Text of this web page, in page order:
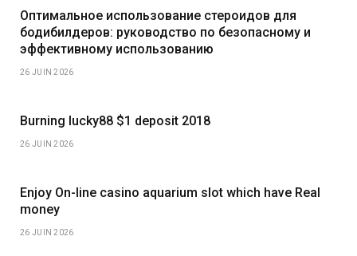
Оптимальное использование стероидов для
бодибилдеров: руководство по безопасному и
эффективному использованию
26 JUIN 2026
Burning lucky88 $1 deposit 2018
26 JUIN 2026
Enjoy On-line casino aquarium slot which have Real
money
26 JUIN 2026